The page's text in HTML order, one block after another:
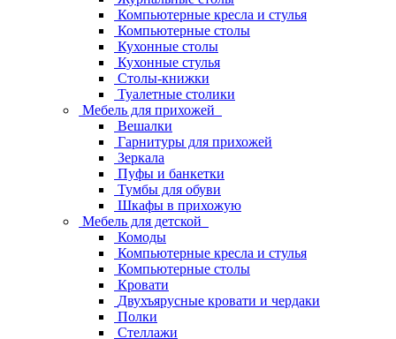
Компьютерные кресла и стулья
Компьютерные столы
Кухонные столы
Кухонные стулья
Столы-книжки
Туалетные столики
Мебель для прихожей
Вешалки
Гарнитуры для прихожей
Зеркала
Пуфы и банкетки
Тумбы для обуви
Шкафы в прихожую
Мебель для детской
Комоды
Компьютерные кресла и стулья
Компьютерные столы
Кровати
Двухъярусные кровати и чердаки
Полки
Стеллажи